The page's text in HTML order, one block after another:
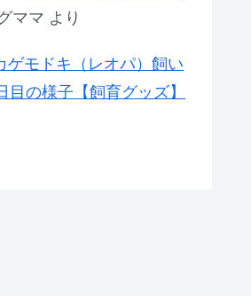
ママ より
ゲモドキ（レオパ）飼い
目の様子【飼育グッズ】